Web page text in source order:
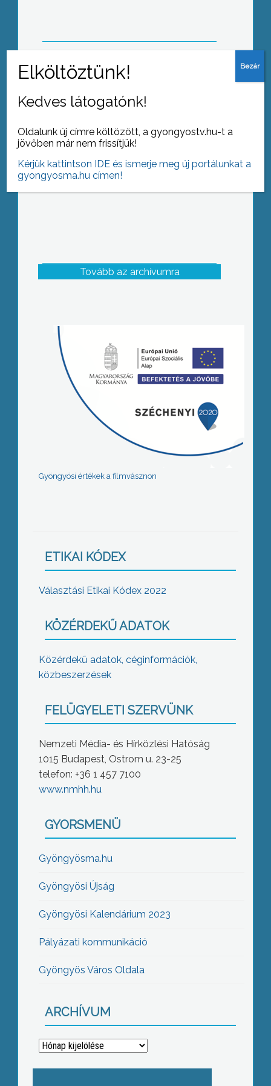
Tizenötödik alkalommal rendezték
meg a városi Jó helyesíró versenyt a
Sportiskolában
Tovább az archívumra
Gyöngyösi értékek a filmvásznon
ETIKAI KÓDEX
Választási Etikai Kódex 2022
KÖZÉRDEKŰ ADATOK
Közérdekű adatok, céginformációk,
közbeszerzések
FELÜGYELETI SZERVÜNK
Nemzeti Média- és Hírközlési Hatóság
1015 Budapest, Ostrom u. 23-25
telefon: +36 1 457 7100
www.nmhh.hu
GYORSMENÜ
Gyöngyösma.hu
Gyöngyösi Újság
Gyöngyösi Kalendárium 2023
Pályázati kommunikáció
Gyöngyös Város Oldala
ARCHÍVUM
Archívum
Kedves látogatónk!
Oldalunk új címre költözött, a gyongyostv.hu-t a
jövőben már nem frissítjük!
Kérjük kattintson IDE és ismerje meg új portálunkat a
gyongyosma.hu címen!